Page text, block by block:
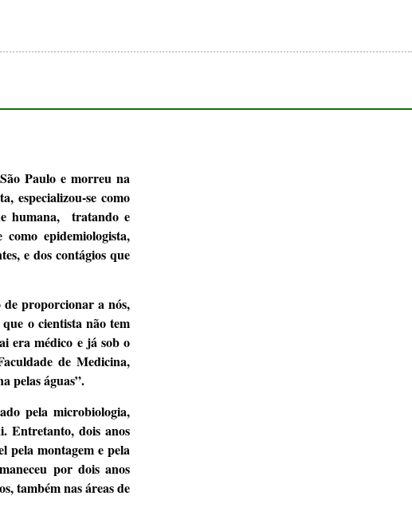
Paulo e morreu na
especializou-se como
humana, tratando e
epidemiologista,
e dos contágios que
de proporcionar a nós,
o cientista não tem
era médico e já sob o
de Medicina,
pelas águas”.
pela microbiologia,
Entretanto, dois anos
pela montagem e pela
por dois anos
também nas áreas de